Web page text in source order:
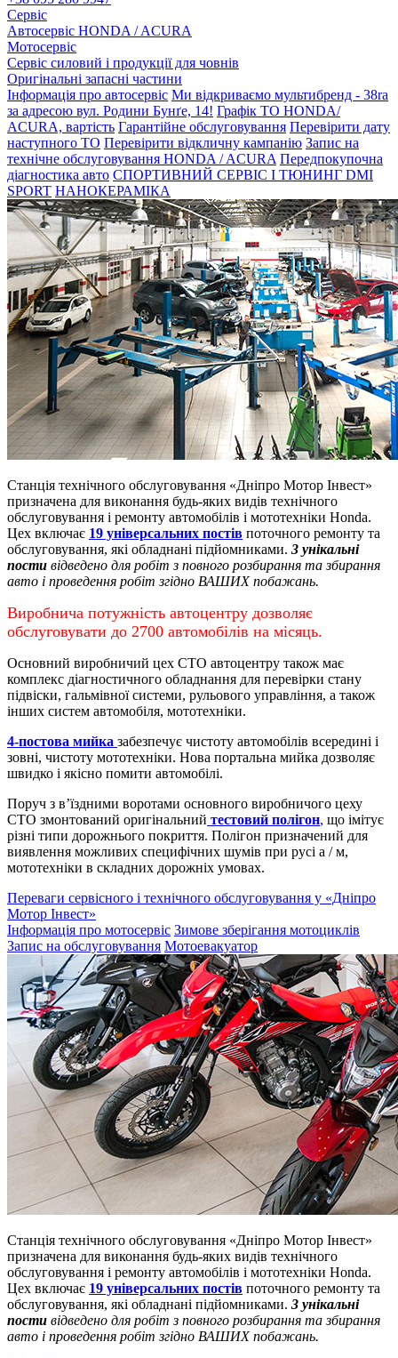
Сервіс
Автосервіс HONDA / ACURA
Мотосервіс
Сервіс силовий і продукції для човнів
Оригінальні запасні частини
Інформація про автосервіс Ми відкриваємо мультибренд - 38ra
за адресою вул. Родини Бунґе, 14! Графік ТО HONDA/
ACURA, вартість Гарантійне обслуговування Перевірити дату
наступного ТО Перевірити відкличну кампанію Запис на
технічне обслуговування HONDA / ACURA Передпокупочна
діагностика авто СПОРТИВНИЙ СЕРВІС І ТЮНИНГ DMI
SPORT НАНОКЕРАМІКА
Станція технічного обслуговування «Дніпро Мотор Інвест»
призначена для виконання будь-яких видів технічного
обслуговування і ремонту автомобілів і мототехніки Honda.
Цех включає 19 універсальних постів поточного ремонту та
обслуговування, які обладнані підйомниками. 3 унікальні
пости відведено для робіт з повного розбирання та збирання
авто і проведення робіт згідно ВАШИХ побажань.
Виробнича потужність автоцентру дозволяє
обслуговувати до 2700 автомобілів на місяць.
Основний виробничий цех СТО автоцентру також має
комплекс діагностичного обладнання для перевірки стану
підвіски, гальмівної системи, рульового управління, а також
інших систем автомобіля, мототехніки.
4-постова мийка забезпечує чистоту автомобілів всередині і
зовні, чистоту мототехніки. Нова портальна мийка дозволяє
швидко і якісно помити автомобілі.
Поруч з в’їздними воротами основного виробничого цеху
СТО змонтований оригінальний тестовий полігон, що імітує
різні типи дорожнього покриття. Полігон призначений для
виявлення можливих специфічних шумів при русі а / м,
мототехніки в складних дорожніх умовах.
Переваги сервісного і технічного обслуговування у «Дніпро
Мотор Інвест»
Інформація про мотосервіс Зимове зберігання мотоциклів
Запис на обслуговування Мотоевакуатор
Станція технічного обслуговування «Дніпро Мотор Інвест»
призначена для виконання будь-яких видів технічного
обслуговування і ремонту автомобілів і мототехніки Honda.
Цех включає 19 універсальних постів поточного ремонту та
обслуговування, які обладнані підйомниками. 3 унікальні
пости відведено для робіт з повного розбирання та збирання
авто і проведення робіт згідно ВАШИХ побажань.